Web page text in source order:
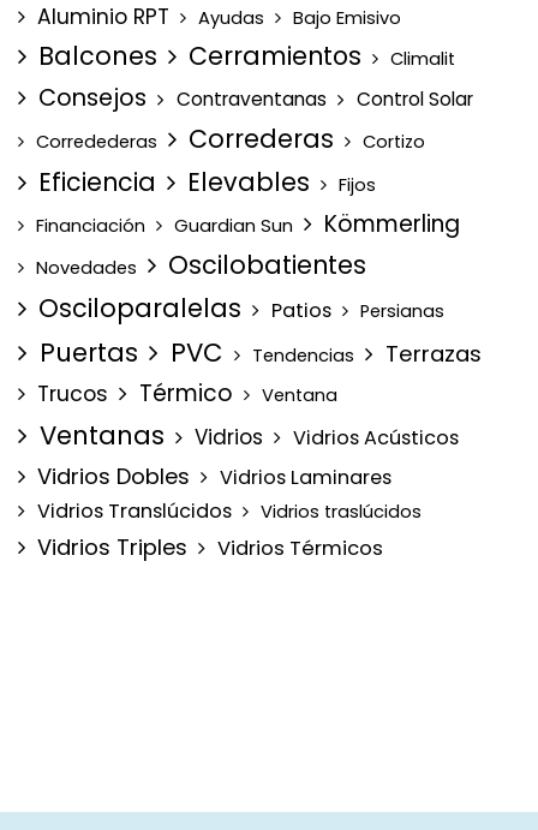
Aluminio RPT Ayudas Bajo Emisivo
Balcones Cerramientos Climalit
Consejos Contraventanas Control Solar
Corredederas Correderas Cortizo
Eficiencia Elevables
Fijos
Financiación
Guardian Sun Kömmerling
Novedades
Oscilobatientes
Osciloparalelas
Patios Persianas
Puertas PVC Tendencias Terrazas
Trucos Térmico Ventana
Ventanas Vidrios Vidrios Acústicos
Vidrios Dobles
Vidrios Laminares
Vidrios Translúcidos
Vidrios traslúcidos
Vidrios Triples Vidrios Térmicos